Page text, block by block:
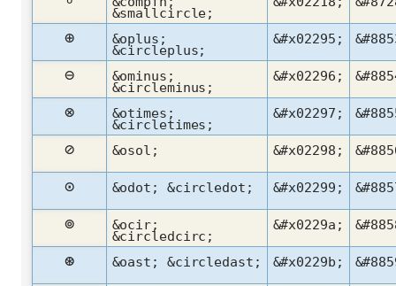
&smallcircle;
⊕ &oplus;
&circleplus;
&#x02295;
⊖ &ominus;
&circleminus;
&#x02296;
⊗ &otimes;
&circletimes;
&#x02297;
⊘ &osol; &#x02298;
⊙ &odot; &circledot; &#x02299;
⊚ &ocir;
&circledcirc;
&#x0229a;
⊛ &oast; &circledast; &#x0229b;